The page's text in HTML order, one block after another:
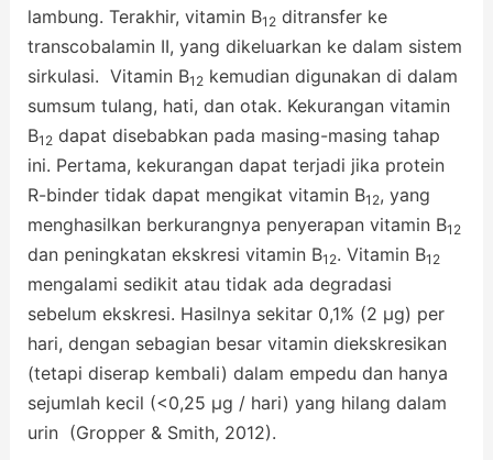
lambung. Terakhir, vitamin B12ditransfer ke
transcobalamin II, yang dikeluarkan ke dalam sistem
sirkulasi. Vitamin B12kemudian digunakan di dalam
sumsum tulang, hati, dan otak. Kekurangan vitamin
B12dapat disebabkan pada masing-masing tahap
ini. Pertama, kekurangan dapat terjadi jika protein
R-binder tidak dapat mengikat vitamin B12, yang
menghasilkan berkurangnya penyerapan vitamin B12
dan peningkatan ekskresi vitamin B12. Vitamin B12
mengalami sedikit atau tidak ada degradasi
sebelum ekskresi. Hasilnya sekitar 0,1% (2 μg) per
hari, dengan sebagian besar vitamin diekskresikan
(tetapi diserap kembali) dalam empedu dan hanya
sejumlah kecil (<0,25 μg / hari) yang hilang dalam
urin (Gropper & Smith, 2012).